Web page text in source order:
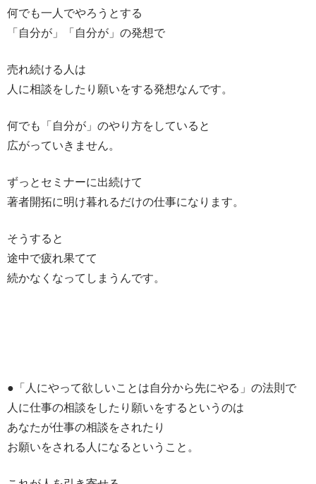
何でも一人でやろうとする
「自分が」「自分が」の発想で
売れ続ける人は
人に相談をしたり願いをする発想なんです。
何でも「自分が」のやり方をしていると
広がっていきません。
ずっとセミナーに出続けて
著者開拓に明け暮れるだけの仕事になります。
そうすると
途中で疲れ果てて
続かなくなってしまうんです。
●「人にやって欲しいことは自分から先にやる」の法則で
人に仕事の相談をしたり願いをするというのは
あなたが仕事の相談をされたり
お願いをされる人になるということ。